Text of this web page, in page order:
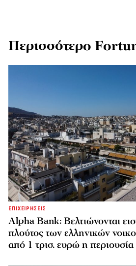
Περισσότερο
ΕΠΙΧΕΙΡΗΣΕΙΣ
Alpha Bank: Βελτιώνονται
πλούτος των ελληνικών
από 1 τρισ. ευρώ η περιουσία